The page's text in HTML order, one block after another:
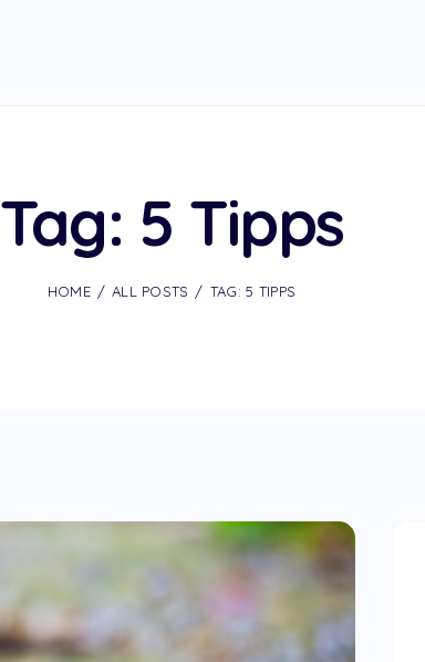
Tag: 5 Tipps
HOME ALL POSTS TAG: 5 TIPPS